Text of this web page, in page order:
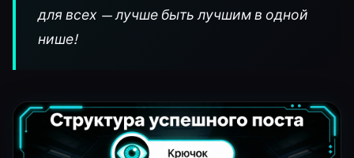
для всех — лучше быть лучшим в одной
нише!